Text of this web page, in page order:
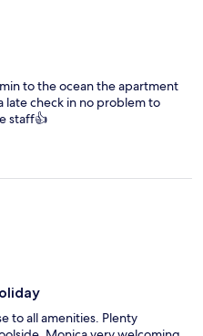
to the ocean the apartment
late check in no problem to
staff👍
to all amenities. Plenty